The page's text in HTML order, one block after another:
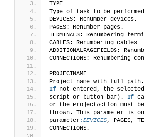
TYPE
Type of task to be
DEVICES: Renumber devices.
PAGES: Renumber pages.
TERMINALS: Renumbering
CABLES: Renumbering cables
ADDITIONALPAGEFIELDS:
CONNECTIONS: Renumbering
PROJECTNAME
Project name with full
If not entered, the
script or button bar). If
or the ProjectAction must
thrown. This parameter is
parameter:DEVICES, PAGES,
CONNECTIONS.